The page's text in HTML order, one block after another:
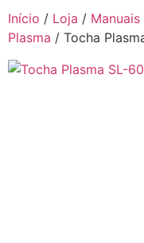
Início / Loja /
Plasma / Tocha